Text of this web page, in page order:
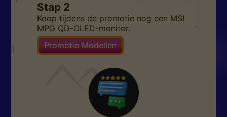
Stap 2
Koop tijdens de promotie nog een MSI
MPG QD-OLED-monitor.
Promotie Modellen